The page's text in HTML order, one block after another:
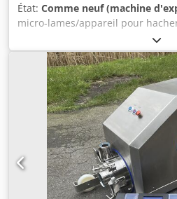
État: Comme neuf (machine
micro-lames/appareil pour
sauces/soupes/ketchup/
Ahkock Pesto/fruits/légumes/
noix de coco, ainsi que d’autres